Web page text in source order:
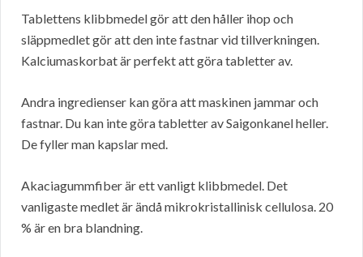
Tablettens klibbmedel gör att den håller ihop och
släppmedlet gör att den inte fastnar vid tillverkningen.
Kalciumaskorbat är perfekt att göra tabletter av.
Andra ingredienser kan göra att maskinen jammar och
fastnar. Du kan inte göra tabletter av Saigonkanel heller.
De fyller man kapslar med.
Akaciagummfiber är ett vanligt klibbmedel. Det
vanligaste medlet är ändå mikrokristallinisk cellulosa. 20
% är en bra blandning.